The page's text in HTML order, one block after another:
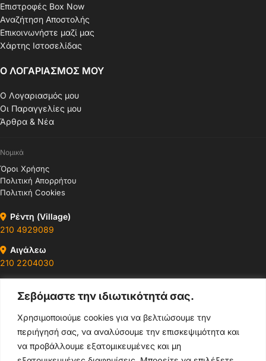
Σεβόμαστε την ιδιωτικότητά σας.
Χρησιμοποιούμε cookies για να βελτιώσουμε την
περιήγησή σας, να αναλύσουμε την επισκεψιμότητα και
να προβάλλουμε εξατομικευμένες και μη
Επιστροφές Box Now
Αναζήτηση Αποστολής
Επικοινωνήστε μαζί μας
Χάρτης Ιστοσελίδας
Ο ΛΟΓΑΡΙΑΣΜΟΣ ΜΟΥ
Ο Λογαριασμός μου
Οι Παραγγελίες μου
Άρθρα & Νέα
Νομικά
Όροι Χρήσης
Πολιτική Απορρήτου
Πολιτική Cookies
Ρέντη (Village)
210 4929089
Αιγάλεω
210 2204030
210 4400147
Ωράρια & Διευθύνσεις →